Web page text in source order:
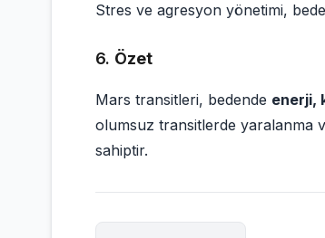
Stres ve agresyon yönetimi,
6. Özet
Mars transitleri, bedende enerji,
olumsuz transitlerde yaralanma
sahiptir.